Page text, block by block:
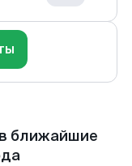
ближайшие